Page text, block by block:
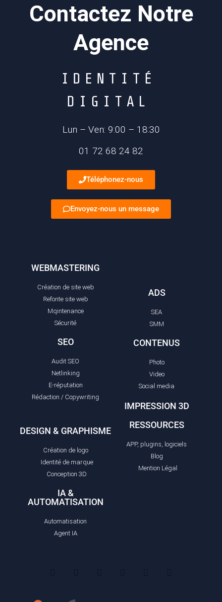
Contactez Notre
Agence
I D E N T I T É
D I G I T A L
Lun – Ven: 9:00 – 18:30
01 72 68 24 82
Téléphonez-nous
Envoyez-nous un message
WEBMASTERING
Création de site web
Refonte site web
Mqintenance
Sécurité
SEO
Audit SEO
Netlinking
E-réputation
Rédaction / Copywriting
ADS
SEA
SMM
CONTENUS
Photo
Video
Social media
DESIGN & GRAPHISME
Création de logo
Identité de marque
Conception 3D
IA &
AUTOMATISATION
Automatisation
Agent IA
IMPRESSION 3D
RESSOURCES
APP, plugins, logiciels
Blog
Mention Légal